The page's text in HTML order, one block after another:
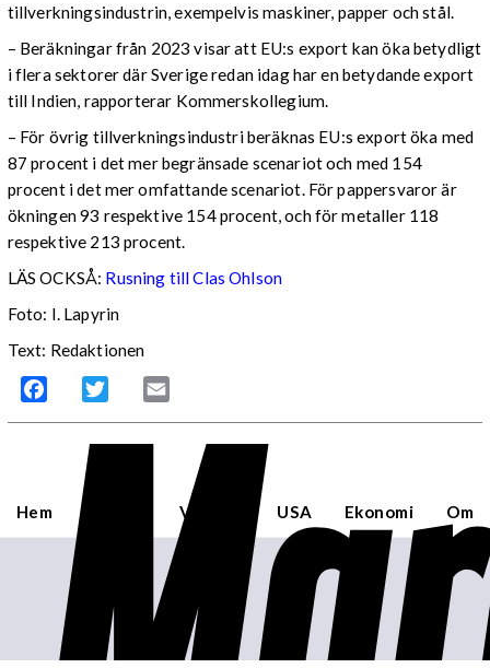
tillverkningsindustrin, exempelvis maskiner, papper och stål.
– Beräkningar från 2023 visar att EU:s export kan öka betydligt
i flera sektorer där Sverige redan idag har en betydande export
till Indien, rapporterar Kommerskollegium.
– För övrig tillverkningsindustri beräknas EU:s export öka med
87 procent i det mer begränsade scenariot och med 154
procent i det mer omfattande scenariot. För pappersvaror är
ökningen 93 respektive 154 procent, och för metaller 118
respektive 213 procent.
LÄS OCKSÅ: Rusning till Clas Ohlson
Foto: I. Lapyrin
Text: Redaktionen
Facebook Twitter
Hem Världen USA Ekonomi Om